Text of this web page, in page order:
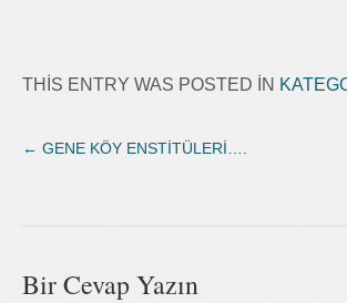
THIS ENTRY WAS POSTED IN
← GENE KÖY ENSTİTÜLERİ….
Bir Cevap Yazın